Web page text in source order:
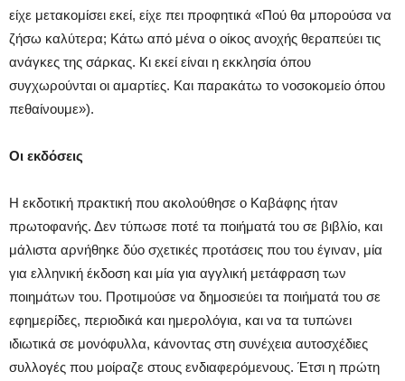
είχε μετακομίσει εκεί, είχε πει προφητικά «Πού θα μπορούσα να
ζήσω καλύτερα; Κάτω από μένα ο οίκος ανοχής θεραπεύει τις
ανάγκες της σάρκας. Κι εκεί είναι η εκκλησία όπου
συγχωρούνται οι αμαρτίες. Και παρακάτω το νοσοκομείο όπου
πεθαίνουμε»).
Οι εκδόσεις
H εκδοτική πρακτική που ακολούθησε ο Kαβάφης ήταν
πρωτοφανής. Δεν τύπωσε ποτέ τα ποιήματά του σε βιβλίο, και
μάλιστα αρνήθηκε δύο σχετικές προτάσεις που του έγιναν, μία
για ελληνική έκδοση και μία για αγγλική μετάφραση των
ποιημάτων του. Προτιμούσε να δημοσιεύει τα ποιήματά του σε
εφημερίδες, περιοδικά και ημερολόγια, και να τα τυπώνει
ιδιωτικά σε μονόφυλλα, κάνοντας στη συνέχεια αυτοσχέδιες
συλλογές που μοίραζε στους ενδιαφερόμενους. Έτσι η πρώτη